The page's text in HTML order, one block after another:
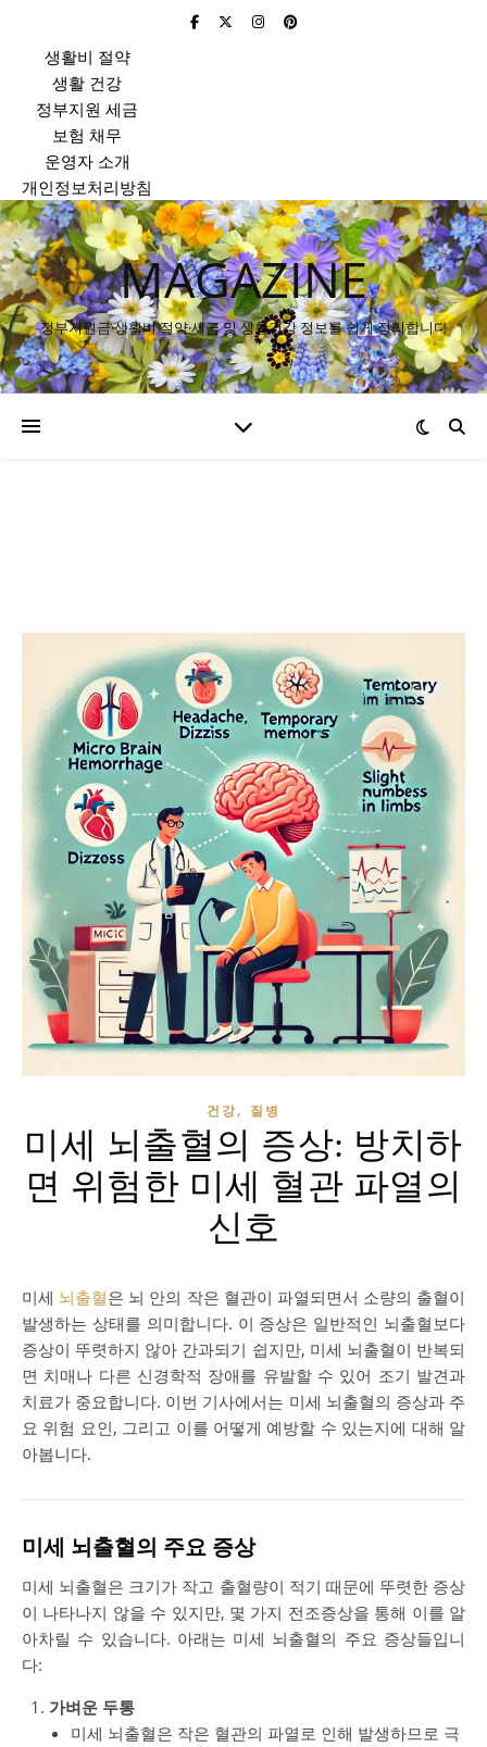
생활비 절약
생활 건강
정부지원 세금
보험 채무
운영자 소개
개인정보처리방침
MAGAZINE
정부지원금·생활비 절약·세금 및 생활건강 정보를 쉽게 정리합니다
건강, 질병
미세 뇌출혈의 증상: 방치하
면 위험한 미세 혈관 파열의
신호
미세 뇌출혈은 뇌 안의 작은 혈관이 파열되면서 소량의 출혈이
발생하는 상태를 의미합니다. 이 증상은 일반적인 뇌출혈보다
증상이 뚜렷하지 않아 간과되기 쉽지만, 미세 뇌출혈이 반복되
면 치매나 다른 신경학적 장애를 유발할 수 있어 조기 발견과
치료가 중요합니다. 이번 기사에서는 미세 뇌출혈의 증상과 주
요 위험 요인, 그리고 이를 어떻게 예방할 수 있는지에 대해 알
아봅니다.
미세 뇌출혈의 주요 증상
미세 뇌출혈은 크기가 작고 출혈량이 적기 때문에 뚜렷한 증상
이 나타나지 않을 수 있지만, 몇 가지 전조증상을 통해 이를 알
아차릴 수 있습니다. 아래는 미세 뇌출혈의 주요 증상들입니
다:
가벼운 두통
미세 뇌출혈은 작은 혈관의 파열로 인해 발생하므로 극